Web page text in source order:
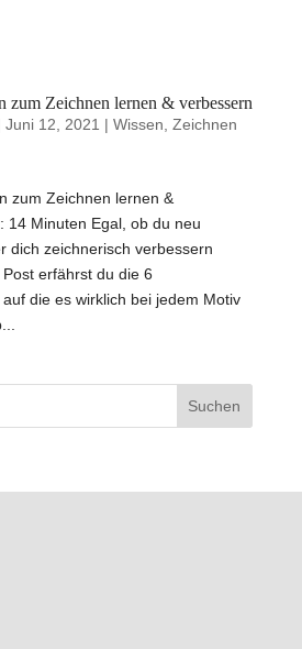
zum Zeichnen lernen & verbessern
Juni 12, 2021 | Wissen Zeichnen
zum Zeichnen lernen &
14 Minuten Egal, ob du neu
dich zeichnerisch verbessern
erfährst du die 6
die es wirklich bei jedem Motiv